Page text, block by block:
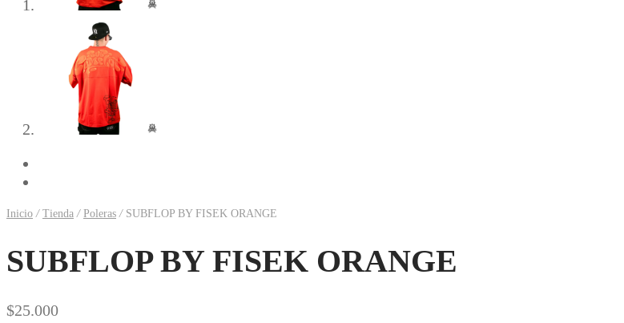
Inicio / Tienda / Poleras /SUBFLOP BY FISEK ORANGE
SUBFLOP BY FISEK ORANGE
$25.000